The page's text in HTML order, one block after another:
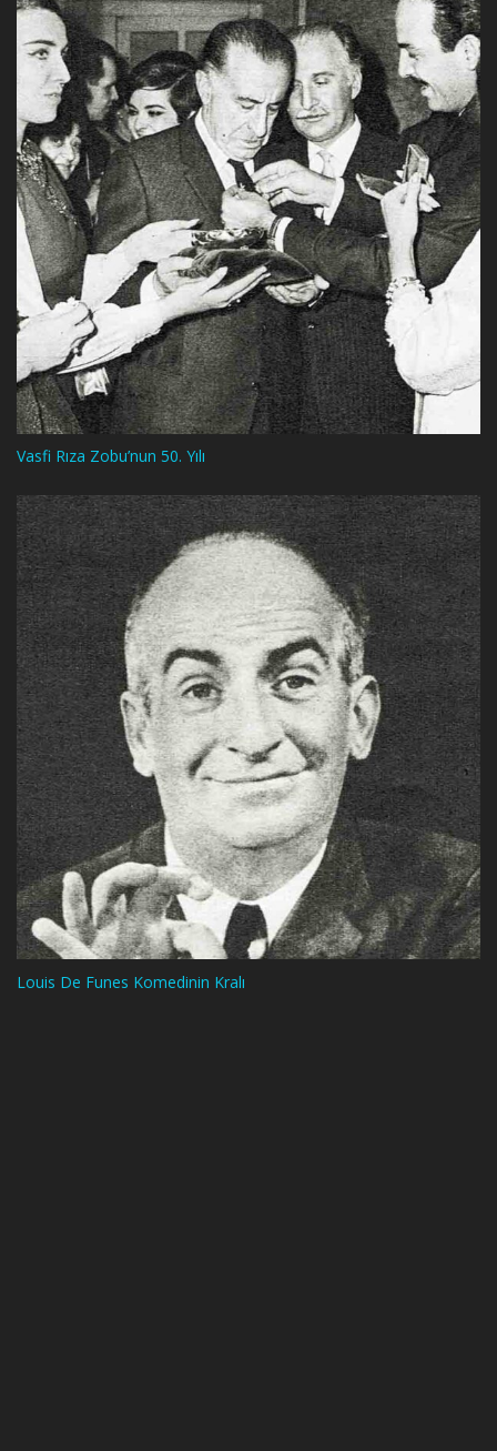
Vasfi Rıza Zobu’nun 50. Yılı
Louis De Funes Komedinin Kralı